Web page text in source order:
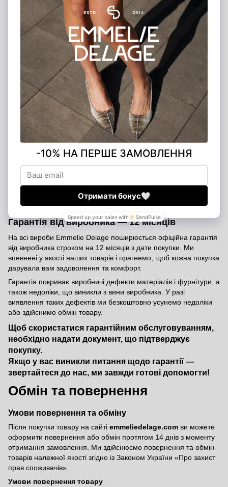
країну отримувача. Менеджер зв’яжеться з вами та надасть
детальну інформацію щодо вартості доставки та строків.
Якщо у вас виникли питання щодо оплати чи
доставки, звертайтеся — ми завжди готові
допомогти!
Оплата замовлення
Ми пропонуємо кілька зручних способів оплати, щоб ви могли
обрати той, який підходить саме вам:
Банківською карткою на сайті
— швидко та безпечно
через платіжну систему
Післяоплата
— оплата при отриманні після внесення
передоплати 200 грн (передоплата є гарантією вашого
замовлення)
наш розрахунковий рахунок
Оплата в шоурумах— розрахуватися можна готівкою,
банківською карткою або через термінал у наших
магазинах у Києві та Харкові
Гарантія від виробника — 12 місяців
На всі вироби Emmelie Delage поширюється офіційна гарантія
від виробника строком на 12 місяців з дати покупки. Ми
впевнені у якості наших товарів і прагнемо, щоб кожна покупка
дарувала вам задоволення та комфорт.
Гарантія покриває виробничі дефекти матеріалів і фурнітури, а
також недоліки, що виникли з вини виробника. У разі
виявлення таких дефектів ми безкоштовно усунемо недоліки
або здійснимо обмін товару.
Щоб скористатися гарантійним обслуговуванням,
необхідно надати документ, що підтверджує
покупку.
Якщо у вас виникли питання щодо гарантії —
звертайтеся до нас, ми завжди готові допомогти!
Обмін та повернення
Умови повернення та обміну
Після покупки товару на сайті emmeliedelage.com ви можете
оформити повернення або обмін протягом 14 днів з моменту
отримання замовлення. Ми здійснюємо повернення та обмін
товарів належної якості згідно із Законом України «Про захист
прав споживачів».
Умови повернення товару